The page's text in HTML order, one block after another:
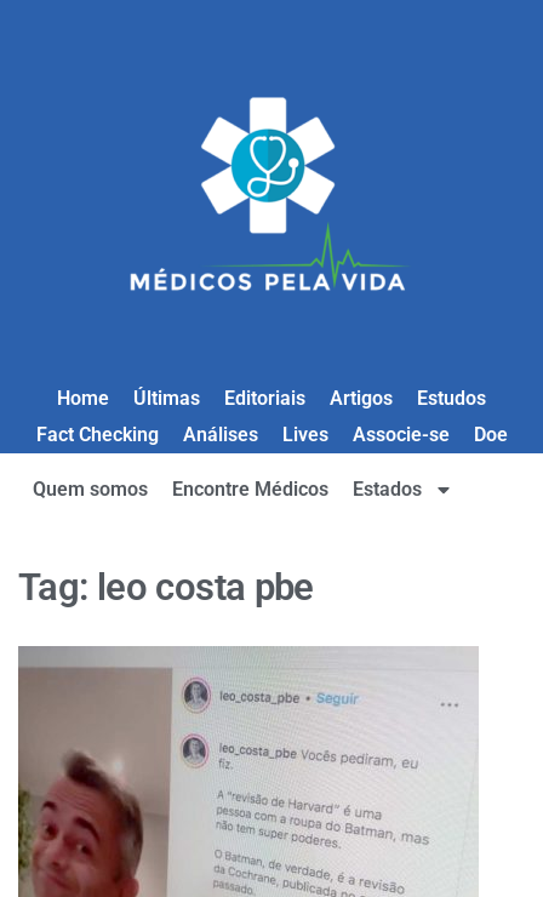
Home Últimas Editoriais Artigos
Estudos
Fact Checking
Análises Lives Associe-se Doe
Quem somos Encontre Médicos Estados
Tag: leo costa pbe